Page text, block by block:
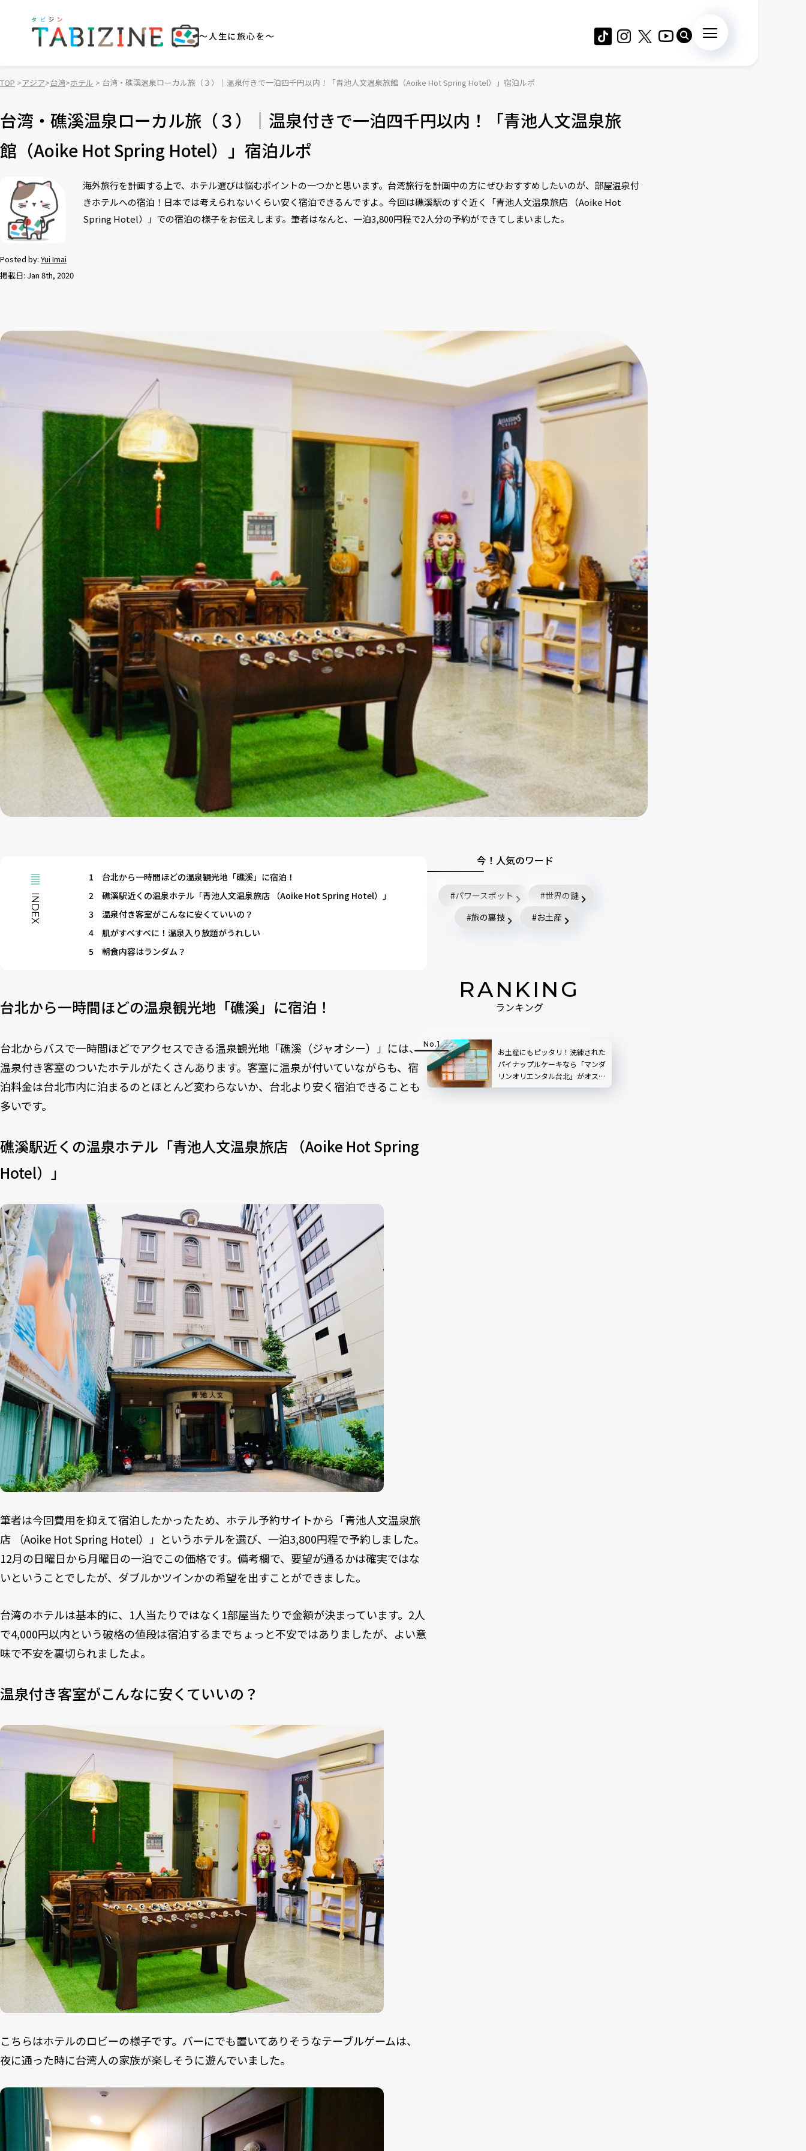
～人生に旅心を～
TOP アジア 台湾 ホテル 台湾・礁溪温泉ローカル旅（３）｜温泉付きで一泊四千円以内！「青池人文温泉旅館（Aoike Hot Spring Hotel）」宿泊ルポ
台湾・礁溪温泉ローカル旅（３）｜温泉付きで一泊四千円以内！「青池人文温泉旅
館（Aoike Hot Spring Hotel）」宿泊ルポ
Posted by: Yui Imai
掲載日: Jan 8th, 2020
海外旅行を計画する上で、ホテル選びは悩むポイントの一つかと思います。台湾旅行を計画中の方にぜひおすすめしたいのが、部屋温泉付
きホテルへの宿泊！日本では考えられないくらい安く宿泊できるんですよ。今回は礁溪駅のすぐ近く「青池人文温泉旅店 （Aoike Hot
Spring Hotel）」での宿泊の様子をお伝えします。筆者はなんと、一泊3,800円程で2人分の予約ができてしまいました。
INDEX
1
台北から一時間ほどの温泉観光地「礁溪」に宿泊！
2
礁溪駅近くの温泉ホテル「青池人文温泉旅店 （Aoike Hot Spring Hotel）」
3
温泉付き客室がこんなに安くていいの？
4
肌がすべすべに！温泉入り放題がうれしい
5
朝食内容はランダム？
台北から一時間ほどの温泉観光地「礁溪」に宿泊！
台北からバスで一時間ほどでアクセスできる温泉観光地「礁溪（ジャオシー）」には、
温泉付き客室のついたホテルがたくさんあります。客室に温泉が付いていながらも、宿
泊料金は台北市内に泊まるのとほとんど変わらないか、台北より安く宿泊できることも
多いです。
礁溪駅近くの温泉ホテル「青池人文温泉旅店 （Aoike Hot Spring
Hotel）」
筆者は今回費用を抑えて宿泊したかったため、ホテル予約サイトから「青池人文温泉旅
店 （Aoike Hot Spring Hotel）」というホテルを選び、一泊3,800円程で予約しました。
12月の日曜日から月曜日の一泊でこの価格です。備考欄で、要望が通るかは確実ではな
いということでしたが、ダブルかツインかの希望を出すことができました。
台湾のホテルは基本的に、1人当たりではなく1部屋当たりで金額が決まっています。2人
で4,000円以内という破格の値段は宿泊するまでちょっと不安ではありましたが、よい意
味で不安を裏切られましたよ。
温泉付き客室がこんなに安くていいの？
こちらはホテルのロビーの様子です。バーにでも置いてありそうなテーブルゲームは、
夜に通った時に台湾人の家族が楽しそうに遊んでいました。
今！人気のワード
パワースポット
世界の謎
旅の裏技
お土産
RANKING
ランキング
お土産にもピッタリ！洗練された
パイナップルケーキなら「マンダ
リンオリエンタル台北」がオスス
メ【台湾】